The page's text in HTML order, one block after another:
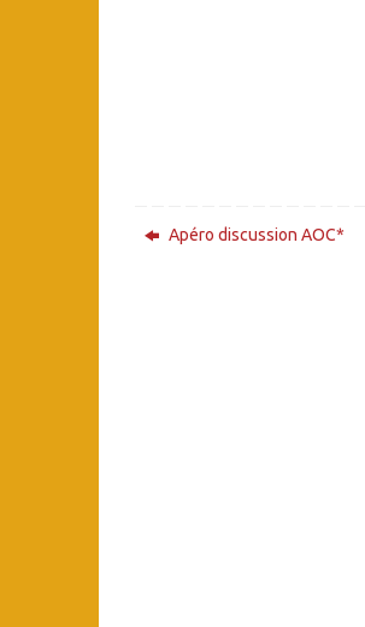
Apéro discussion AOC*